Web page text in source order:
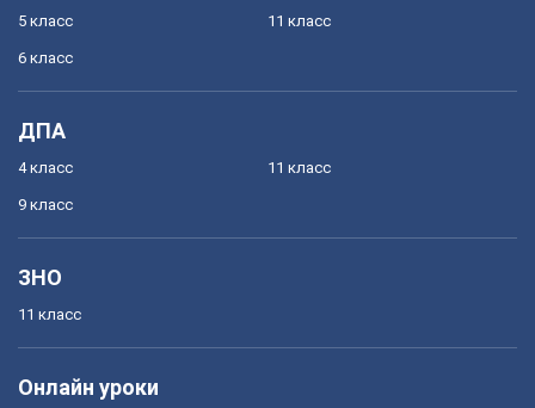
5 класс
6 класс
11 класс
ДПА
4 класс
9 класс
11 класс
ЗНО
11 класс
Онлайн уроки